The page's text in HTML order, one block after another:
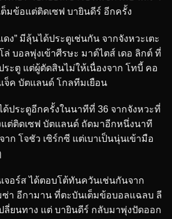
มข้อแต่ติดเซฟ บายินดีร์ อีกครั้ง
ง” มีลุ้นได้ประตูเช่นกัน จากจังหวะเตะ
บอลพุ่งเข้าศีรษะ มาต์ไตส์ เดอ ลิกต์ ที่
ระตู แต่ผู้ตัดสินไม่ให้เนื่องจาก โทบี้ คอ
จ็ค บัตแลนด์ โกลทีมเยือน
ด้ประตูอีกครั้งในนาทีที่ 36 จากจังหวะที่
แต่ติดเซฟ บัตแลนด์ ถัดมาอีกหนึ่งนาที
าก โจชัว เซิร์กซี แต่เบาเป็นนุ่นเข้ามือ
จอร์ส ได้ตอบโต้ทันควันเช่นกันจาก
ซ่า อีกามาน ที่ตะบันเต็มข้อบอลแฉลบ ลี
ลี่ยนทาง แต่ บายินดีร์ กลับมาพุ่งปัดออก